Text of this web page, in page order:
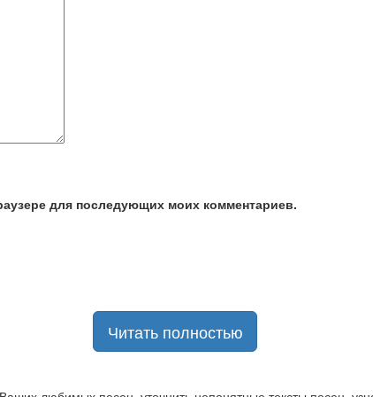
для последующих моих комментариев.
Читать полностью